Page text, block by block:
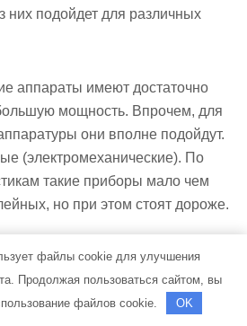
них подойдет для различных
аппараты имеют достаточно
мощность. Впрочем, для
они вполне подойдут.
(электромеханические). По
такие приборы мало чем
но при этом стоят дороже.
мощность, точны, долговечны,
быстродействием и почти
файлы cookie для улучшения
Продолжая пользоваться сайтом, вы
файлов cookie.
OK